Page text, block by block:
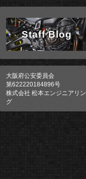
Staff Blog
大阪府公安委員会
第622220184896号
株式会社 松本エンジニアリン
グ